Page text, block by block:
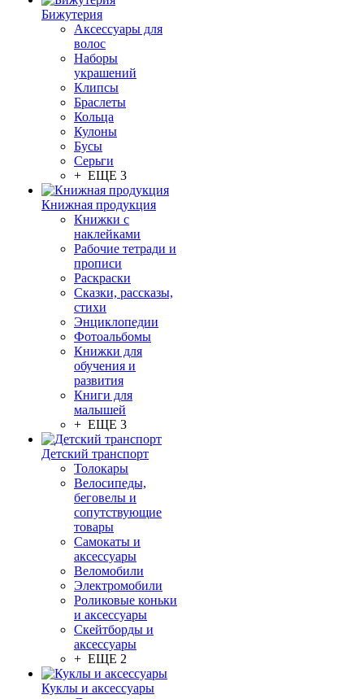
Бижутерия
Аксессуары для
волос
Наборы
украшений
Клипсы
Браслеты
Кольца
Кулоны
Бусы
Серьги
+ ЕЩЕ 3
Книжная продукция
Книжки с
наклейками
Рабочие тетради и
прописи
Раскраски
Сказки, рассказы,
стихи
Энциклопедии
Фотоальбомы
Книжки для
обучения и
развития
Книги для
малышей
+ ЕЩЕ 3
Детский транспорт
Толокары
Велосипеды,
беговелы и
сопутствующие
товары
Самокаты и
аксессуары
Веломобили
Электромобили
Роликовые коньки
и аксессуары
Скейтборды и
аксессуары
+ ЕЩЕ 2
Куклы и аксессуары